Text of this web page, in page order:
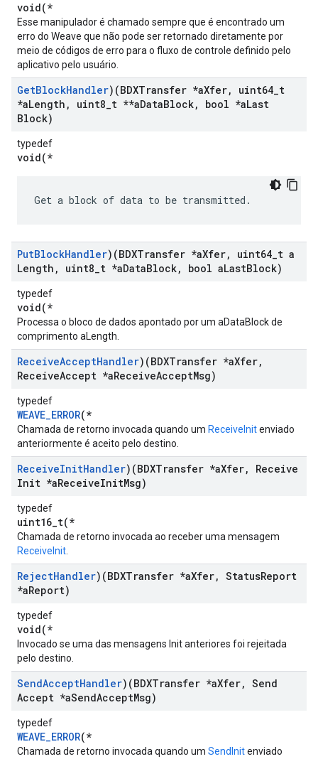
void(*
Esse manipulador é chamado sempre que é encontrado um
erro do Weave que não pode ser retornado diretamente por
meio de códigos de erro para o fluxo de controle definido pelo
aplicativo pelo usuário.
GetBlockHandler)(BDXTransfer *aXfer, uint64 t
*aLength , uint8 t **aDataBlock, bool *aLast
Block)
typedef
void(*
Get a block of data to be transmitted.
PutBlockHandler)(BDXTransfer *aXfer, uint64 t a
Length , uint8 t *aDataBlock, bool aLastBlock)
typedef
void(*
Processa o bloco de dados apontado por um aDataBlock de
comprimento aLength.
ReceiveAcceptHandler)(BDXTransfer *aXfer,
ReceiveAccept *aReceiveAcceptMsg)
typedef
WEAVE_ERROR(*
Chamada de retorno invocada quando um ReceiveInitenviado
anteriormente é aceito pelo destino.
ReceiveInitHandler)(BDXTransfer *aXfer,
Receive
Init *aReceiveInitMsg)
typedef
uint16_t(*
Chamada de retorno invocada ao receber uma mensagem
ReceiveInit
RejectHandler)(BDXTransfer *aXfer, StatusReport
*aReport)
typedef
void(*
Invocado se uma das mensagens Init anteriores foi rejeitada
pelo destino.
SendAcceptHandler)(BDXTransfer *aXfer, Send
Accept *aSendAcceptMsg)
typedef
WEAVE_ERROR(*
Chamada de retorno invocada quando um SendInitenviado